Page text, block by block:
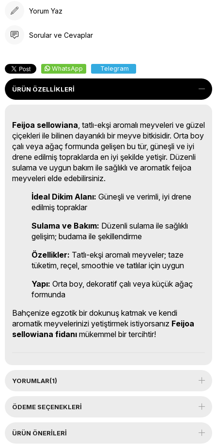
Yorum Yaz
Sorular ve Cevaplar
WhatsApp Telegram
ÜRÜN ÖZELLIKLERI
Feijoa sellowiana, tatlı-ekşi aromalı meyveleri ve güzel
çiçekleri ile bilinen dayanıklı bir meyve bitkisidir. Orta boy
çalı veya ağaç formunda gelişen bu tür, güneşli ve iyi
drene edilmiş topraklarda en iyi şekilde yetişir. Düzenli
sulama ve uygun bakım ile sağlıklı ve aromatik feijoa
meyveleri elde edebilirsiniz.
İdeal Dikim Alanı: Güneşli ve verimli, iyi drene
edilmiş topraklar
Sulama ve Bakım: Düzenli sulama ile sağlıklı
gelişim; budama ile şekillendirme
Özellikler: Tatlı-ekşi aromalı meyveler; taze
tüketim, reçel, smoothie ve tatlılar için uygun
Yapı: Orta boy, dekoratif çalı veya küçük ağaç
formunda
Bahçenize egzotik bir dokunuş katmak ve kendi
aromatik meyvelerinizi yetiştirmek istiyorsanız Feijoa
sellowiana fidanı mükemmel bir tercihtir!
YORUMLAR(1)
ÖDEME SEÇENEKLERI
ÜRÜN ÖNERILERI